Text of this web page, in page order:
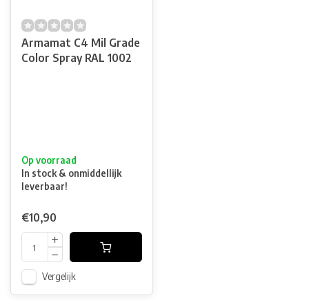
Armamat C4 Mil Grade
Color Spray RAL 1002
Op voorraad
In stock & onmiddellijk
leverbaar!
€10,90
Vergelijk